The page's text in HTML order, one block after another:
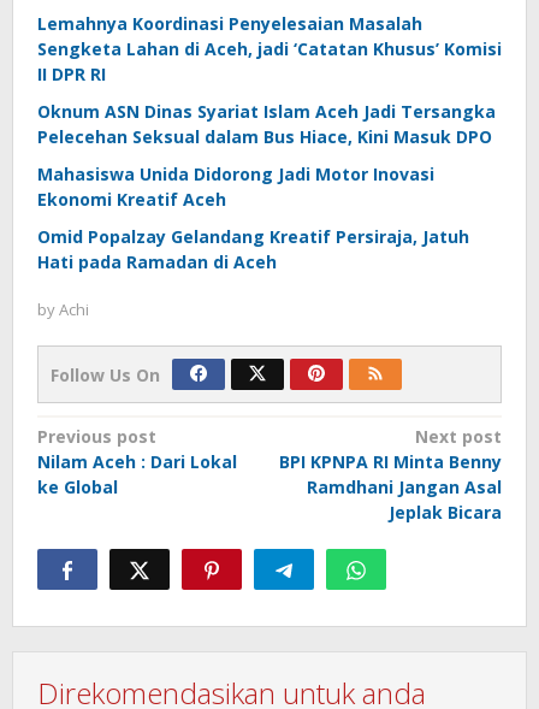
Lemahnya Koordinasi Penyelesaian Masalah
Sengketa Lahan di Aceh, jadi ‘Catatan Khusus’ Komisi
II DPR RI
Oknum ASN Dinas Syariat Islam Aceh Jadi Tersangka
Pelecehan Seksual dalam Bus Hiace, Kini Masuk DPO
Mahasiswa Unida Didorong Jadi Motor Inovasi
Ekonomi Kreatif Aceh
Omid Popalzay Gelandang Kreatif Persiraja, Jatuh
Hati pada Ramadan di Aceh
byAchi
Follow Us On
Post
navigation
Previous post
Nilam Aceh : Dari Lokal
ke Global
Next post
BPI KPNPA RI Minta Benny
Ramdhani Jangan Asal
Jeplak Bicara
Direkomendasikan untuk anda